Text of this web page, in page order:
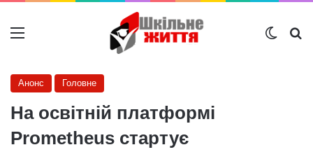
Меню
Анонс Головне
На освітній платформі
Prometheus стартує